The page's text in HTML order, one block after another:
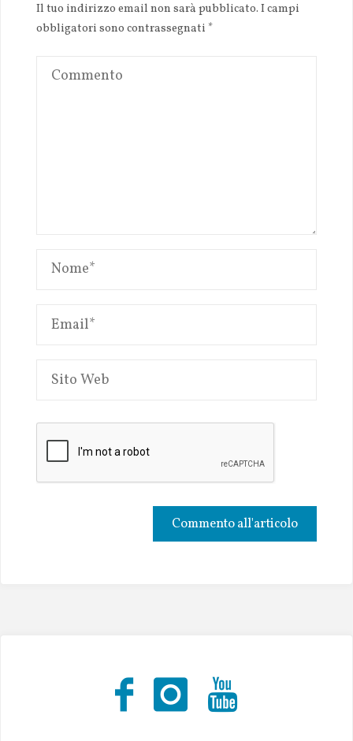
Il tuo indirizzo email non sarà pubblicato. I campi
obbligatori sono contrassegnati *